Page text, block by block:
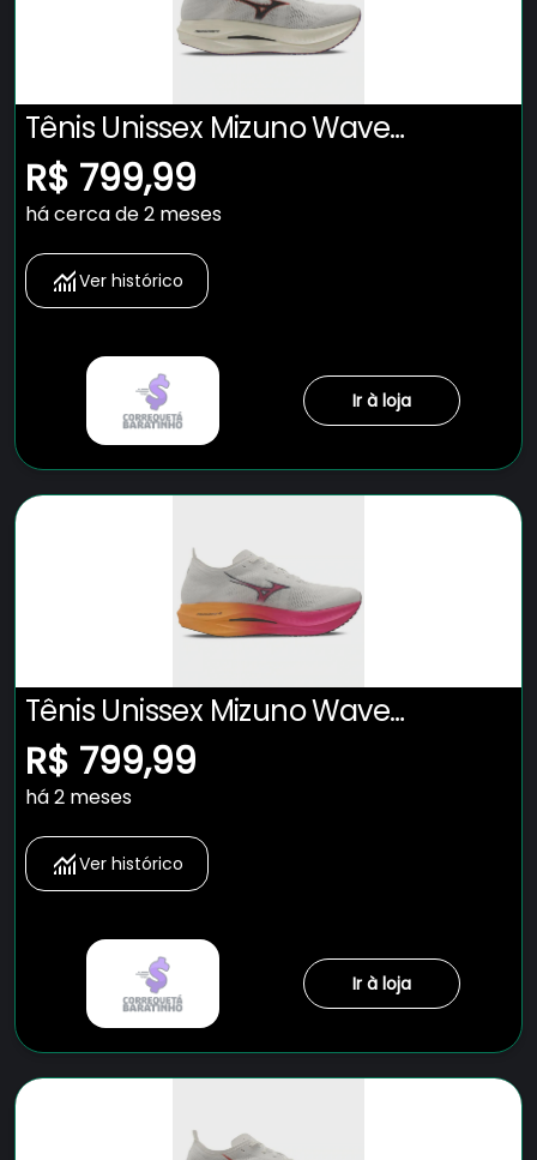
Tênis Unissex Mizuno Wave
Rebellion Pro Low
R$ 799,99
há cerca de 2 meses
Ver histórico
Ir à loja
Tênis Unissex Mizuno Wave
Rebellion Pro Low
R$ 799,99
há 2 meses
Ver histórico
Ir à loja